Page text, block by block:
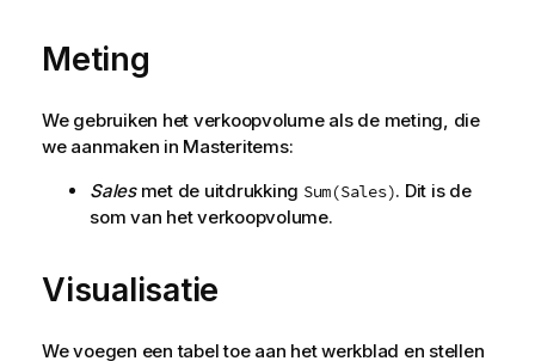
Meting
We gebruiken het verkoopvolume als de meting, die
we aanmaken in Masteritems:
Salesmet de uitdrukking Sum(Sales). Dit is de
som van het verkoopvolume.
Visualisatie
We voegen een tabel toe aan het werkblad en stellen